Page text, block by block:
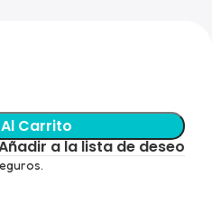
Carrito
a la lista de deseo